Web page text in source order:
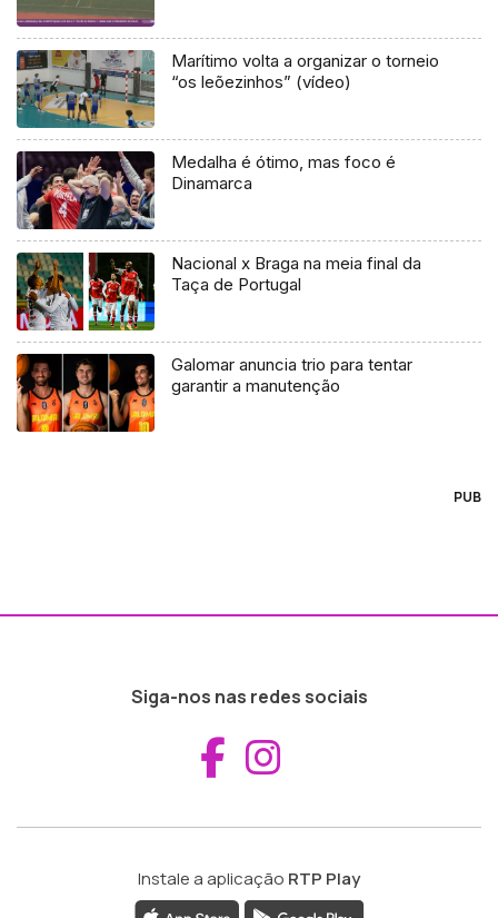
Marítimo volta a organizar o torneio
“os leõezinhos” (vídeo)
Medalha é ótimo, mas foco é
Dinamarca
Nacional x Braga na meia final da
Taça de Portugal
Galomar anuncia trio para tentar
garantir a manutenção
PUB
Siga-nos nas redes sociais
Aceder ao
Instale a aplicação RTP Play